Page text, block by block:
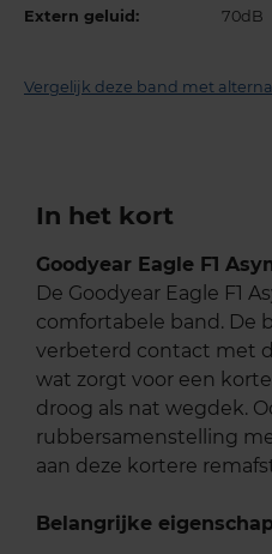
Extern geluid: 70dB
Vergelijk deze band met
In het kort
Goodyear Eagle F1
De Goodyear Eagle F1
comfortabele band. De
verbeterd contact met
wat zorgt voor een
droog als nat wegdek.
rubbersamenstelling
aan deze kortere
Belangrijke